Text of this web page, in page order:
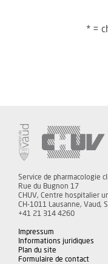
* =
Service de pharmacologie
Rue du Bugnon 17
CHUV, Centre hospitalier
CH-1011 Lausanne, Vaud,
+41 21 314 4260
Impressum
Informations juridiques
Plan du site
Formulaire de contact